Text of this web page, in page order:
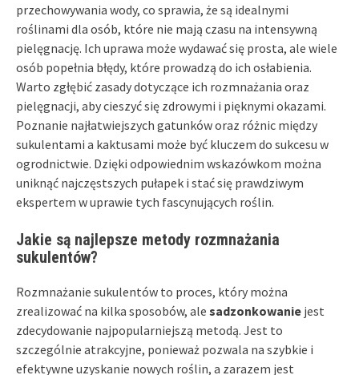
przechowywania wody, co sprawia, że są idealnymi
roślinami dla osób, które nie mają czasu na intensywną
pielęgnację. Ich uprawa może wydawać się prosta, ale wiele
osób popełnia błędy, które prowadzą do ich osłabienia.
Warto zgłębić zasady dotyczące ich rozmnażania oraz
pielęgnacji, aby cieszyć się zdrowymi i pięknymi okazami.
Poznanie najłatwiejszych gatunków oraz różnic między
sukulentami a kaktusami może być kluczem do sukcesu w
ogrodnictwie. Dzięki odpowiednim wskazówkom można
uniknąć najczęstszych pułapek i stać się prawdziwym
ekspertem w uprawie tych fascynujących roślin.
Jakie są najlepsze metody rozmnażania
sukulentów?
Rozmnażanie sukulentów to proces, który można
zrealizować na kilka sposobów, ale sadzonkowanie jest
zdecydowanie najpopularniejszą metodą. Jest to
szczególnie atrakcyjne, ponieważ pozwala na szybkie i
efektywne uzyskanie nowych roślin, a zarazem jest